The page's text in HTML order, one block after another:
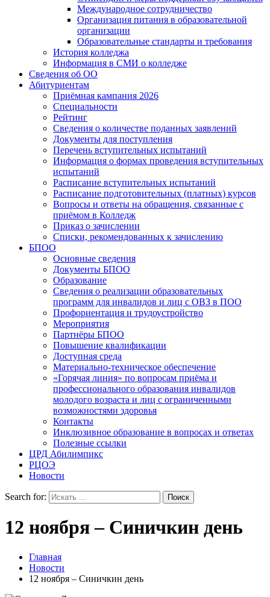
Международное сотрудничество
Организация питания в образовательной
организации
Образовательные стандарты и требования
История колледжа
Информация в СМИ о колледже
Сведения об ОО
Абитуриентам
Приёмная кампания 2026
Специальности
Рейтинг
Сведения о количестве поданных заявлений
Документы для поступления
Перечень вступительных испытаний
Информация о формах проведения вступительных
испытаний
Расписание вступительных испытаний
Расписание подготовительных (платных) курсов
Вопросы и ответы на обращения, связанные с
приёмом в Колледж
Приказ о зачислении
Списки, рекомендованных к зачислению
БПОО
Основные сведения
Документы БПОО
Образование
Сведения о реализации образовательных
программ для инвалидов и лиц с ОВЗ в ПОО
Профориентация и трудоустройство
Мероприятия
Партнёры БПОО
Повышение квалификации
Доступная среда
Материально-техническое обеспечение
«Горячая линия» по вопросам приёма и
профессионального образования инвалидов
молодого возраста и лиц с ограниченными
возможностями здоровья
Контакты
Инклюзивное образование в вопросах и ответах
Полезные ссылки
ЦРД Абилимпикс
РЦОЭ
Новости
Search for:
12 ноября – Синичкин день
Главная
Новости
12 ноября – Синичкин день